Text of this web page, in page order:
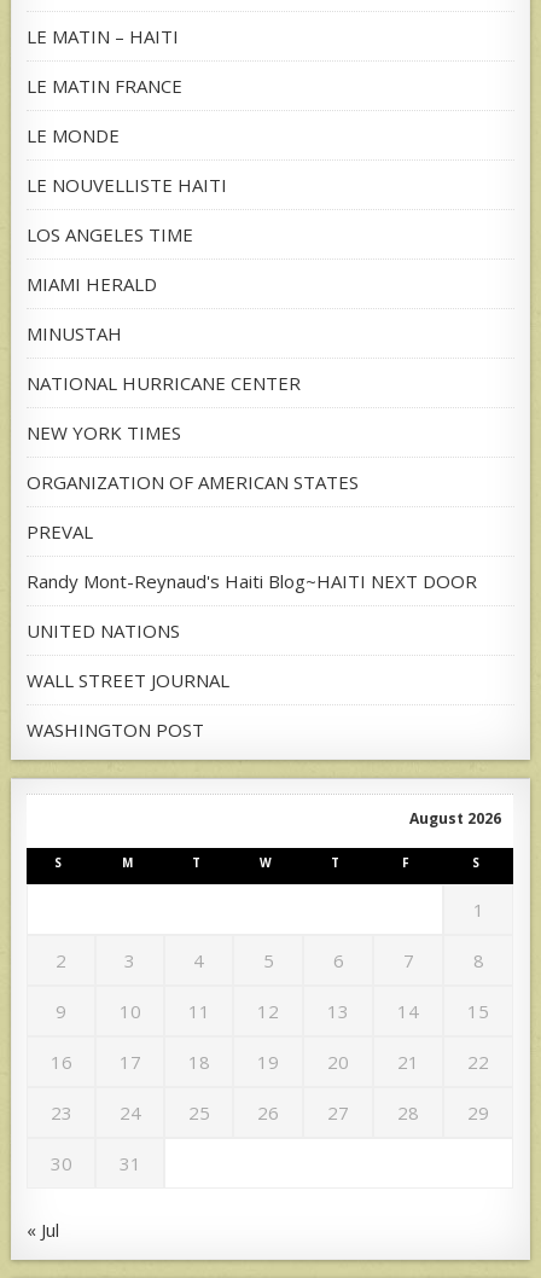
LE MATIN – HAITI
LE MATIN FRANCE
LE MONDE
LE NOUVELLISTE HAITI
LOS ANGELES TIME
MIAMI HERALD
MINUSTAH
NATIONAL HURRICANE CENTER
NEW YORK TIMES
ORGANIZATION OF AMERICAN STATES
PREVAL
Randy Mont-Reynaud's Haiti Blog~HAITI NEXT DOOR
UNITED NATIONS
WALL STREET JOURNAL
WASHINGTON POST
August 2026
S M T W T F S
1
2 3 4 5 6 7 8
9 10 11 12 13 14 15
16 17 18 19 20 21 22
23 24 25 26 27 28 29
30 31
« Jul